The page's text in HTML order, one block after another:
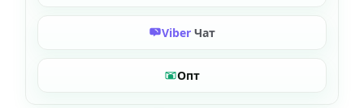
Viber Чат
Опт